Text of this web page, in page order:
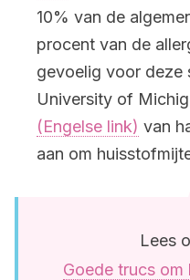
10% van de
procent van de
gevoelig voor deze
University of
(Engelse link) van
aan om
Lees
Goede trucs